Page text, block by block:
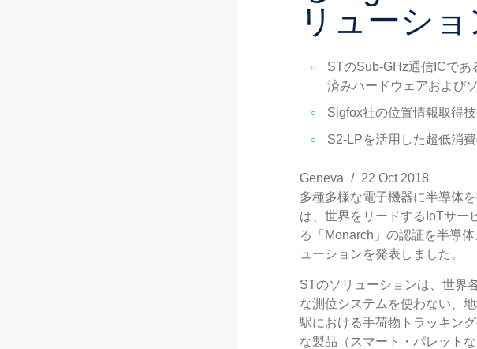
リューシ
STのSub-GHz通信ICで
済みハードウェアおよび
Sigfox社の位置情報取得
S2-LPを活用した超低消
Geneva /
22 Oct 2018
多種多様な電子機器に半導体
は、世界をリードするIoTサー
る「Monarch」の認証を半導
ューションを発表しました。
STのソリューションは、世界
な測位システムを使わない、
駅における手荷物トラッキン
な製品（スマート・パレット